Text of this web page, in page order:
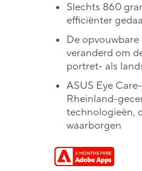
Slechts 860
efficiënter
De
veranderd om
portret- als
ASUS Eye
Rheinland-
technologieën,
waarborgen